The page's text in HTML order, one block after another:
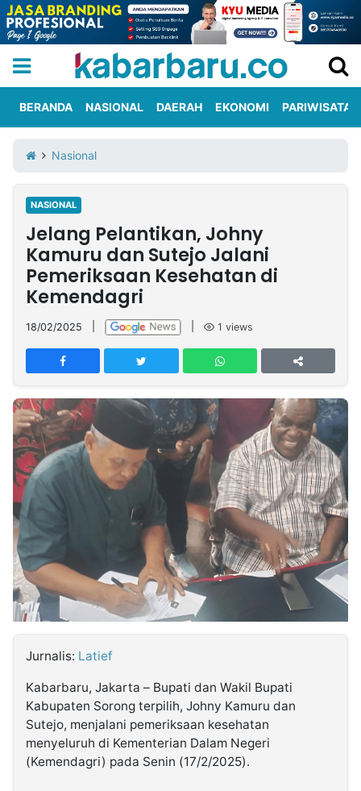
Iklan
Berita
Kami
Nasional
International
Olahraga
Entertainment
Daerah
Pariwisata
Kuliner
Kolom
Network
PT
TREETAN
MULTIMEDIA
INDONESIA
Partner
Insight
NTB
Suara
Time
Lens
IDN
Daily
Jogja
Jalan
Rakyat
Idealita
News
Kita
Notice
Dinamikapost.com
Radar
Baru
Seedbacklink
Follow
Kabarbaru
Kabarbaru.co
BERANDA NASIONAL DAERAH EKONOMI PARIWISATA
Nasional
NASIONAL
Jelang Pelantikan, Johny
Kamuru dan Sutejo Jalani
Pemeriksaan Kesehatan di
Kemendagri
18/02/2025 1 views
Jurnalis: Latief
Kabarbaru, Jakarta – Bupati dan Wakil Bupati
Kabupaten Sorong terpilih, Johny Kamuru dan
Sutejo, menjalani pemeriksaan kesehatan
menyeluruh di Kementerian Dalam Negeri
(Kemendagri) pada Senin (17/2/2025).